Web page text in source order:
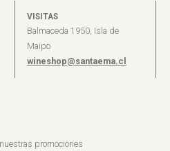
VISITAS
Balmaceda 1950, Isla de
Maipo
wineshop@santaema.cl
promociones